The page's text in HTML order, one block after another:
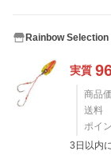
Rainbow Selection
実質
商品
送料
ポイ
3日以内